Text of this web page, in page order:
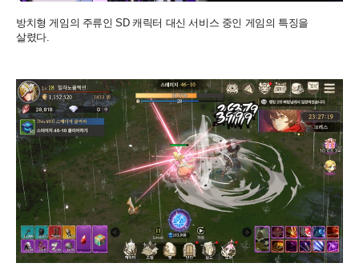
방치형 게임의 주류인 SD 캐릭터 대신 서비스 중인 게임의 특징을
살렸다.